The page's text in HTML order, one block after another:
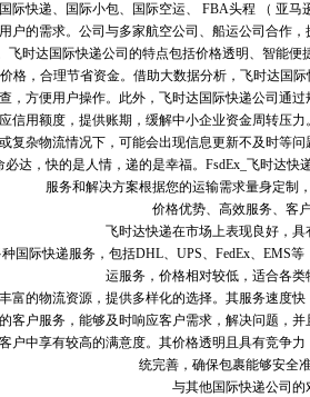
际快递、国际小包、国际空运、 FBA头程 （ 亚
户的需求。公司与多家航空公司、船运公司合作
飞时达国际快递公司的特点包括价格透明、智能
格，合理节省资金。借助大数据分析，飞时达国
，方便用户操作。此外，飞时达国际快递公司通
信用额度，提供账期，缓解中小企业资金周转压
复杂物流情况下，可能会出现信息更新不及时等
达，快的是人情，递的是幸福。FsdEx_飞时达
服务和解决方案根据您的运输需求量身定制
价格优势、高效服务、客
飞时达快递在市场上表现良好，
国际快递服务，包括DHL、UPS、FedEx、EMS
运服务，价格相对较低，适合各
富的物流资源，提供多样化的选择。其服务速度
的客户服务，能够及时响应客户需求，解决问题，
户中享有较高的满意度。其价格透明且具有竞争
统完善，确保包裹能够安全
与其他国际快递公司的